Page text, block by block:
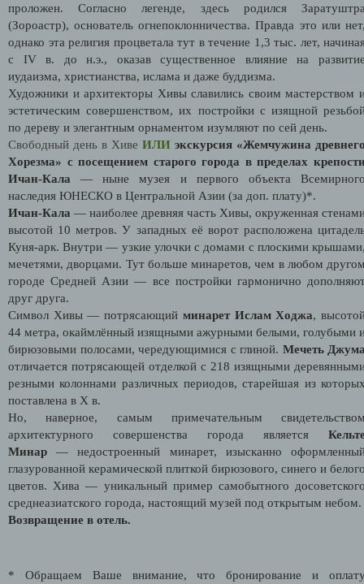
проложен. Согласно легенде, здесь родился
(Зороастр), основатель огнепоклонничества. Правда это или
однако эта религия процветала тут в течение 1,3 тыс. лет,
с IV в. до н.э., оказав существенное влияние на
иудаизма, христианства, ислама и даже буддизма.
Художники и архитекторы Хивы славились своим мастерством
эстетическим совершенством, их постройки с изящной
по дереву и элегантным орнаментом изумляют по сей день.
Свободный день в Хиве ИЛИ экскурсия «Жемчужина
Хорезма» с посещением старого города в пределах
Ичан-Кала— ныне музея и первого объекта
наследия ЮНЕСКО в Центральной Азии (за доп. плату)*.
Ичан-Кала — наиболее древняя часть Хивы, окруженная
высотой 10 метров. У западных её ворот расположена
Куня-арк. Внутри — узкие улочки с домами с плоскими
мечетями, дворцами. Тут больше минаретов, чем в любом
городе Средней Азии — все постройки гармонично
друг друга.
Символ Хивы — потрясающий минарет Ислам Ходжа,
44 метра, окаймлённый изящными ажурными белыми, голубыми
бирюзовыми полосами, чередующимися с глиной. Мечеть
отличается потрясающей отделкой с 218 изящными
резными колоннами различных периодов, старейшая из
поставлена в X в.
Но, наверное, самым примечательным
архитектурного совершенства города является
Минар — недостроенный минарет, изысканно
глазурованной керамической плиткой бирюзового, синего и
цветов. Хива — уникальный пример самобытного
среднеазиатского города, настоящий музей под открытым небом.
Возвращение в отель.
* Обращаем Ваше внимание, что бронирование и